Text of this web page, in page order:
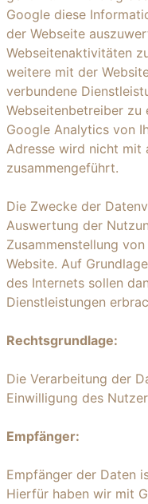
Google diese
der Webseite
Webseitenaktivitäten
weitere mit der
verbundene
Webseitenbetreiber zu
Google Analytics von
Adresse wird nicht mit
zusammengeführt.
Die Zwecke der
Auswertung der
Zusammenstellung
Website. Auf
des Internets sollen
Dienstleistungen
Rechtsgrundlage:
Die Verarbeitung der
Einwilligung des
Empfänger:
Empfänger der Daten
Hierfür haben wir mit